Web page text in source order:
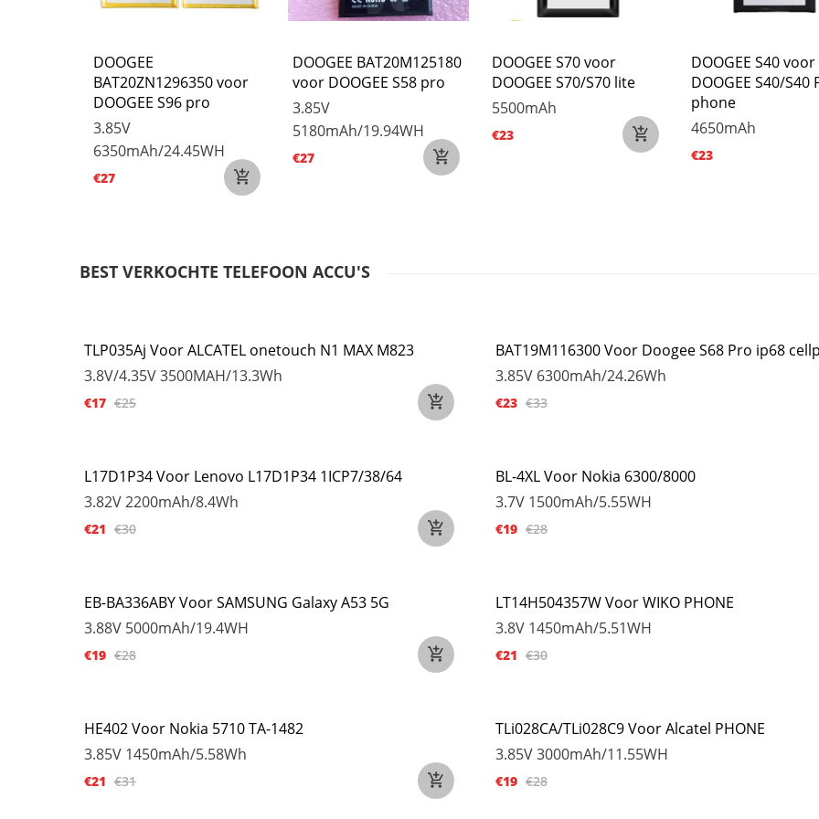
DOOGEE
BAT20ZN1296350 voor
DOOGEE S96 pro
3.85V
6350mAh/24.45WH
€27
DOOGEE BAT20M125180
voor DOOGEE S58 pro
3.85V
5180mAh/19.94WH
€27
DOOGEE S70 voor
DOOGEE S70/S70 lite
5500mAh
€23
DOOGEE S40 voor
DOOGEE S40/S40
phone
4650mAh
€23
BEST VERKOCHTE TELEFOON ACCU'S
TLP035Aj Voor ALCATEL onetouch N1 MAX M823
3.8V/4.35V3500MAH/13.3Wh
€17 €25
BAT19M116300 Voor Doogee S68 Pro ip68
3.85V 6300mAh/24.26Wh
€23 €33
L17D1P34 Voor Lenovo L17D1P34 1ICP7/38/64
3.82V2200mAh/8.4Wh
€21 €30
BL-4XL Voor Nokia 6300/8000
3.7V 1500mAh/5.55WH
€19 €28
EB-BA336ABY Voor SAMSUNG Galaxy A53 5G
3.88V 5000mAh/19.4WH
€19 €28
LT14H504357W Voor WIKO PHONE
3.8V 1450mAh/5.51WH
€21 €30
HE402 Voor Nokia 5710 TA-1482
3.85V 1450mAh/5.58Wh
€21 €31
TLi028CA/TLi028C9 Voor Alcatel PHONE
3.85V3000mAh/11.55WH
€19 €28